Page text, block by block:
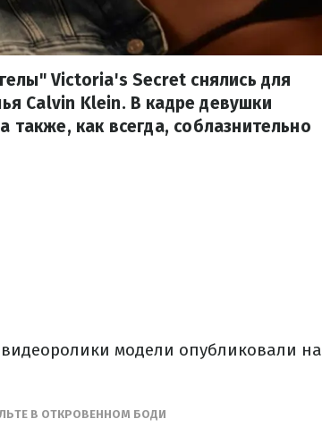
Victoria's Secret снялись для
Calvin Klein. В кадре девушки
также, как всегда, соблазнительно
модели опубликовали на
В ОТКРОВЕННОМ БОДИ